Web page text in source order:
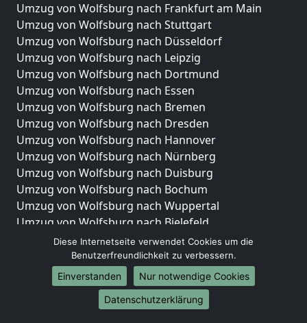
Umzug von Wolfsburg nach Frankfurt am Main
Umzug von Wolfsburg nach Stuttgart
Umzug von Wolfsburg nach Düsseldorf
Umzug von Wolfsburg nach Leipzig
Umzug von Wolfsburg nach Dortmund
Umzug von Wolfsburg nach Essen
Umzug von Wolfsburg nach Bremen
Umzug von Wolfsburg nach Dresden
Umzug von Wolfsburg nach Hannover
Umzug von Wolfsburg nach Nürnberg
Umzug von Wolfsburg nach Duisburg
Umzug von Wolfsburg nach Bochum
Umzug von Wolfsburg nach Wuppertal
Umzug von Wolfsburg nach Bielefeld
Umzug von Wolfsburg nach Bonn
Umzug von Wolfsburg nach Münster
Internationale-Umzüge
Umzug von Wolfsburg nach Brasilien
Diese Internetseite verwendet Cookies um die
Benutzerfreundlichkeit zu verbessern.
Einverstanden
Nur notwendige Cookies
Datenschutzerklärung